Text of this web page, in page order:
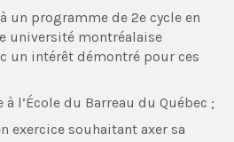
un programme de 2e cycle en
université montréalaise
un intérêt démontré pour ces
l’École du Barreau du Québec ;
exercice souhaitant axer sa